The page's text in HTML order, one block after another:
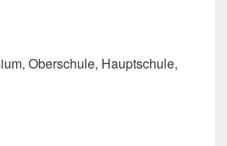
Oberschule, Hauptschule,